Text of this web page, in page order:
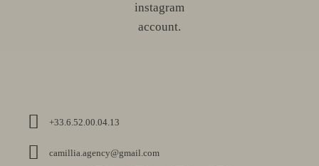
instagram
account.
+33.6.52.00.04.13
camillia.agency@gmail.com